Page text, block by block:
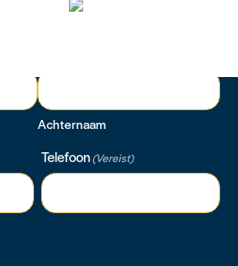
Achternaam
Telefoon(Vereist)